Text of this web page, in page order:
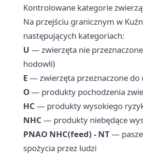
Kontrolowane kategorie
Na przejściu granicznym w
następujących kategoriach:
U — zwierzęta nie
hodowli)
E— zwierzęta przeznaczone do
O— produkty pochodzenia
HC — produkty wysokiego
NHC — produkty niebędące
PNAO NHC(feed) - NT—
spożycia przez ludzi